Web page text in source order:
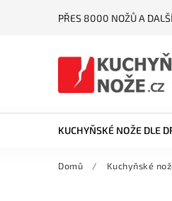
PŘES 8000 NOŽŮ A
KUCHYŇSKÉ NOŽE DLE
Domů / Kuchyňské